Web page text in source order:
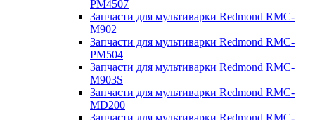
PM4507
Запчасти для мультиварки Redmond RMC-
M902
Запчасти для мультиварки Redmond RMC-
PM504
Запчасти для мультиварки Redmond RMC-
M903S
Запчасти для мультиварки Redmond RMC-
MD200
Запчасти для мультиварки Redmond RMC-